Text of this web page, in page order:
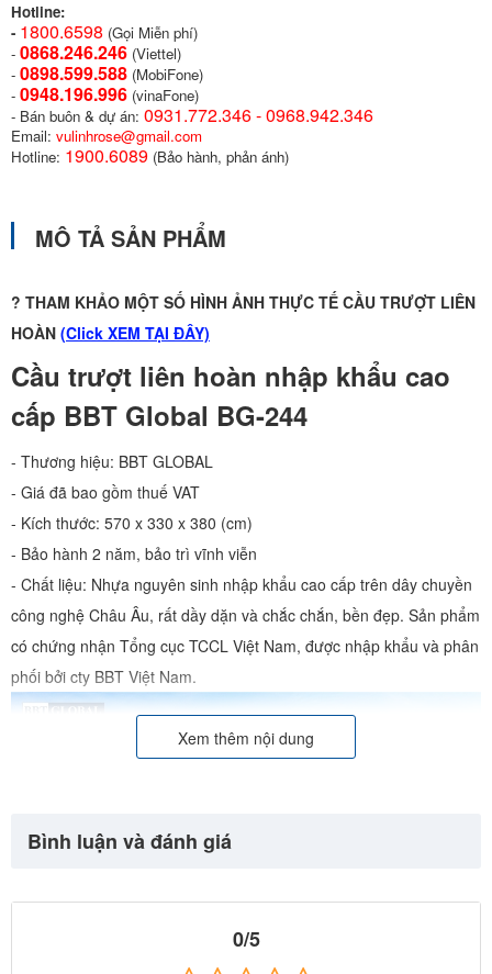
Hotline:
- 1800.6598 (Gọi Miễn phí)
- 0868.246.246 (Viettel)
- 0898.599.588 (MobiFone)
- 0948.196.996 (vinaFone)
- Bán buôn & dự án: 0931.772.346 - 0968.942.346
Email: vulinhrose@gmail.com
Hotline: 1900.6089 (Bảo hành, phản ánh)
MÔ TẢ SẢN PHẨM
? THAM KHẢO MỘT SỐ HÌNH ẢNH THỰC TẾ CẦU TRƯỢT LIÊN
HOÀN (Click XEM TẠI ĐÂY)
Cầu trượt liên hoàn nhập khẩu cao
cấp BBT Global BG-244
- Thương hiệu: BBT GLOBAL
- Giá đã bao gồm thuế VAT
- Kích thước: 570 x 330 x 380 (cm)
- Bảo hành 2 năm, bảo trì vĩnh viễn
- Chất liệu: Nhựa nguyên sinh nhập khẩu cao cấp trên dây chuyền
công nghệ Châu Âu, rất dầy dặn và chắc chắn, bền đẹp. Sản phẩm
có chứng nhận Tổng cục TCCL Việt Nam, được nhập khẩu và phân
phối bởi cty BBT Việt Nam.
Xem thêm nội dung
Bình luận và đánh giá
0/5